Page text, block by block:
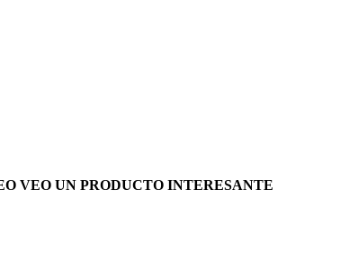
VEO UN PRODUCTO INTERESANTE